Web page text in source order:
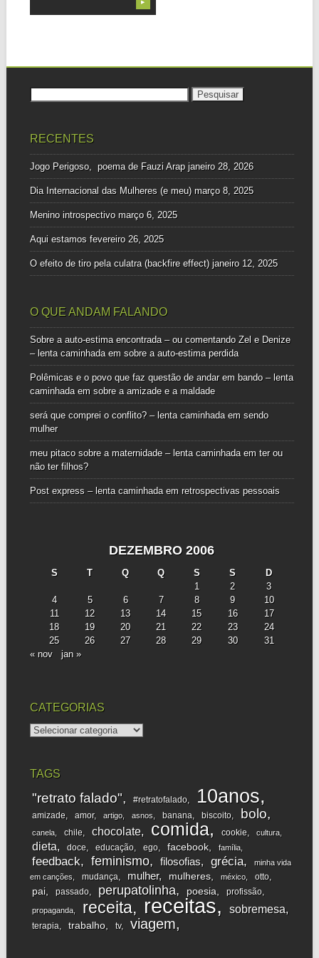
▶
RECENTES
Jogo Perigoso, poema de Fauzi Arap janeiro 28, 2026
Dia Internacional das Mulheres (e meu) março 8, 2025
Menino introspectivo março 6, 2025
Aqui estamos fevereiro 26, 2025
O efeito de tiro pela culatra (backfire effect) janeiro 12, 2025
O QUE ANDAM FALANDO
Sobre a auto-estima encontrada – ou comentando Zel e Denize
– lenta caminhadaem sobre a auto-estima perdida
Polêmicas e o povo que faz questão de andar em bando – lenta
caminhadaem sobre a amizade e a maldade
será que comprei o conflito? – lenta caminhadaem sendo
mulher
meu pitaco sobre a maternidade – lenta caminhadaem ter ou
não ter filhos?
Post express – lenta caminhadaem retrospectivas pessoais
DEZEMBRO 2006
S T Q Q S S
D
1
2
3
4
5 6 7 8 9
10
11
12 13 14 15 16
17
18
19 20 21 22 23
24
25
26 27 28 29 30
31
« nov
jan »
CATEGORIAS
categorias
TAGS
"retrato falado" #retratofalado 10anos
amizade amor artigo asnos banana biscoito bolo
canela chile chocolate comida cookie cultura
dieta doce educação ego facebook família
feedback feminismo filosofias grécia
minha vida
em canções
mudança mulher mulheres méxico otto
pai passado perupatolinha poesia profissão
propaganda receita receitas sobremesa
terapia trabalho tv viagem